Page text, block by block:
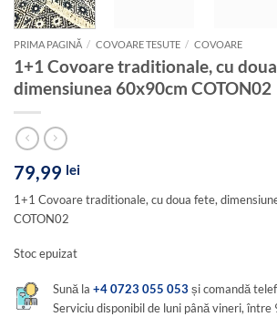
PRIMA PAGINĂ / COVOARE TESUTE / COVOARE
1+1 Covoare traditionale, cu
dimensiunea 60x90cm COTON02
79,99 lei
1+1 Covoare traditionale, cu doua fete,
COTON02
Stoc epuizat
Sună la+4 0723 055 053 și comandă
Serviciu disponibil de luni până vineri,